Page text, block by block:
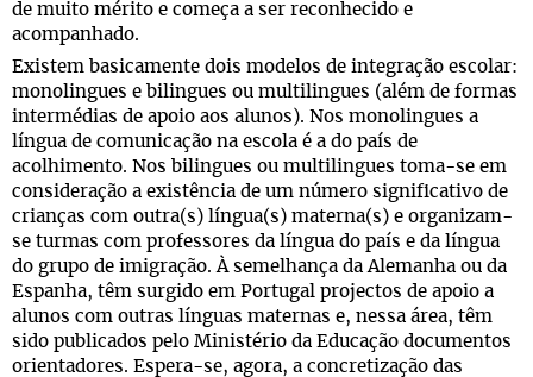
de muito mérito e começa a ser reconhecido e
acompanhado.
Existem basicamente dois modelos de integração escolar:
monolingues e bilingues ou multilingues (além de formas
intermédias de apoio aos alunos). Nos monolingues a
língua de comunicação na escola é a do país de
acolhimento. Nos bilingues ou multilingues toma-se em
consideração a existência de um número significativo de
crianças com outra(s) língua(s) materna(s) e organizam-
se turmas com professores da língua do país e da língua
do grupo de imigração. À semelhança da Alemanha ou da
Espanha, têm surgido em Portugal projectos de apoio a
alunos com outras línguas maternas e, nessa área, têm
sido publicados pelo Ministério da Educação documentos
orientadores. Espera-se, agora, a concretização das